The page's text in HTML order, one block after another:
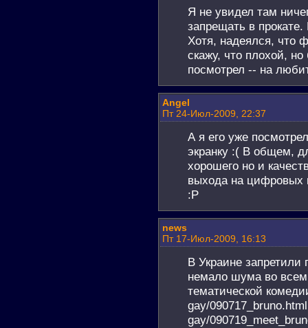
Я не увидел там
запрещать в
Хотя, надеялся, что
скажу, что плохой,
посмотрел -- на
Angel
Пт 24-Июл-2009, 22:37
А я его уже
экранку :( В общем,
хорошего но и
выхода на цифровых
:P
news
Пт 17-Июл-2009, 16:13
В Украине запретили
немало шума во
тематической
gay/
gay/